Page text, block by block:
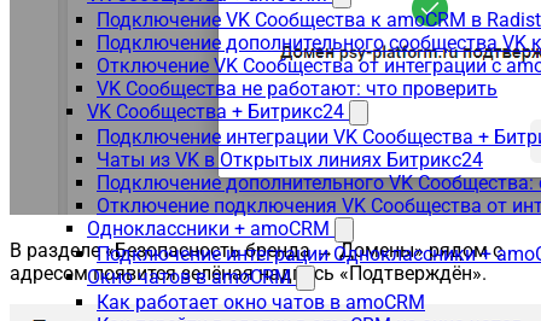
Подключение VK Сообщества к amoCRM в
Подключение дополнительного сообщества VK
Отключение VK Сообщества от интеграции с
VK Сообщества не работают: что проверить
VK Сообщества + Битрикс24
Подключение интеграции VK Сообщества +
Чаты из VK в Открытых линиях Битрикс24
Подключение дополнительного VK
Отключение подключения VK Сообщества от
Одноклассники + amoCRM
Подключение интеграции Одноклассники +
Окно чатов в amoCRM
Как работает окно чатов в amoCRM
В разделе «Безопасность бренда → Домены» рядом с
адресом появится зелёная надпись «Подтверждён».